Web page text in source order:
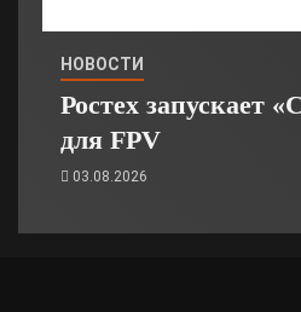
НОВОСТИ
Ростех запускает
для FPV
03.08.2026